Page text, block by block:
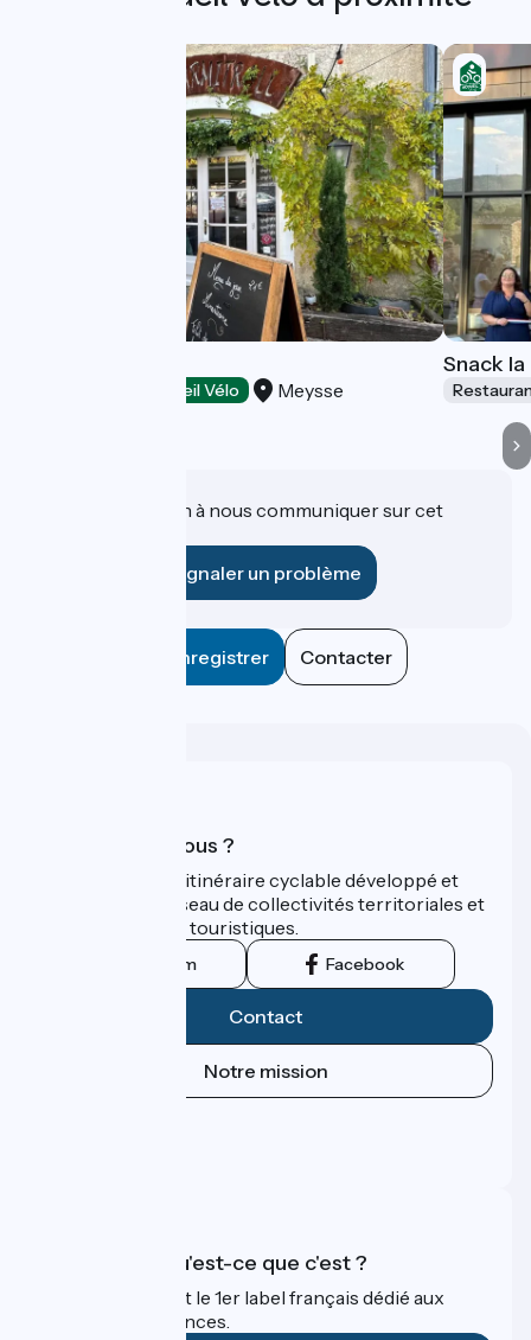
Accueil Vélo Meysse
Snack
Une information à nous communiquer sur cet
Signaler un problème
Enregistrer Contacter
Qui sommes-nous ?
ViaRhôna est un itinéraire cyclable développé et
promu par un réseau de collectivités territoriales et
leurs institutions touristiques.
Instagram Facebook
Contact
Notre mission
Accueil Vélo qu'est-ce que c'est ?
Accueil Vélo c'est le 1er label français dédié aux
cyclistes en vacances.